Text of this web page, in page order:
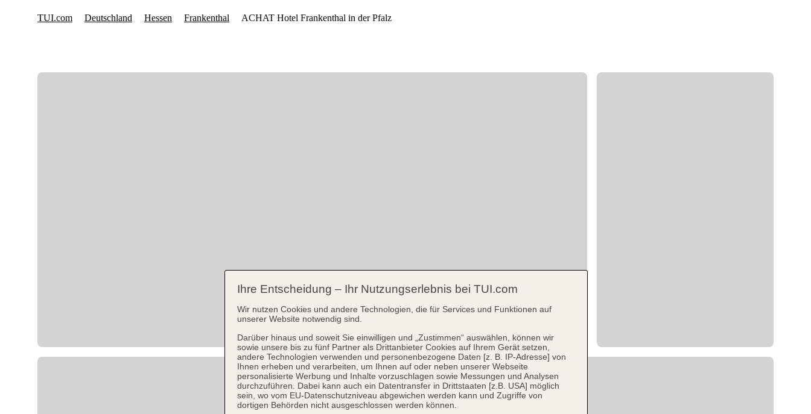
Ihre Entscheidung – Ihr Nutzungserlebnis bei TUI.com
Wir nutzen Cookies und andere Technologien, die für Services und Funktionen auf
unserer Website notwendig sind.
Darüber hinaus und soweit Sie einwilligen und „Zustimmen“ auswählen, können wir
sowie unsere bis zu fünf Partner als Drittanbieter Cookies auf Ihrem Gerät setzen,
andere Technologien verwenden und personenbezogene Daten [z. B. IP-Adresse] von
Ihnen erheben und verarbeiten, um Ihnen auf oder neben unserer Webseite
personalisierte Werbung und Inhalte vorzuschlagen sowie Messungen und Analysen
durchzuführen. Dabei kann auch ein Datentransfer in Drittstaaten [z.B. USA] möglich
sein, wo vom EU-Datenschutzniveau abgewichen werden kann und Zugriffe von
dortigen Behörden nicht ausgeschlossen werden können.